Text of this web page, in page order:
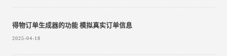
得物订单生成器的功能 模拟真实订单信息
2025-04-18